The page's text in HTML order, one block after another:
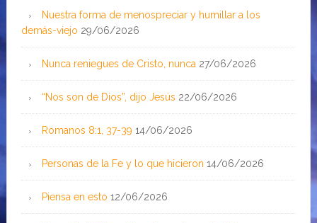
Nuestra forma de menospreciar y humillar a los
demás-viejo 29/06/2026
Nunca reniegues de Cristo, nunca 27/06/2026
“Nos son de Dios”, dijo Jesús 22/06/2026
Romanos 8:1, 37-39 14/06/2026
Personas de la Fe y lo que hicieron 14/06/2026
Piensa en esto 12/06/2026